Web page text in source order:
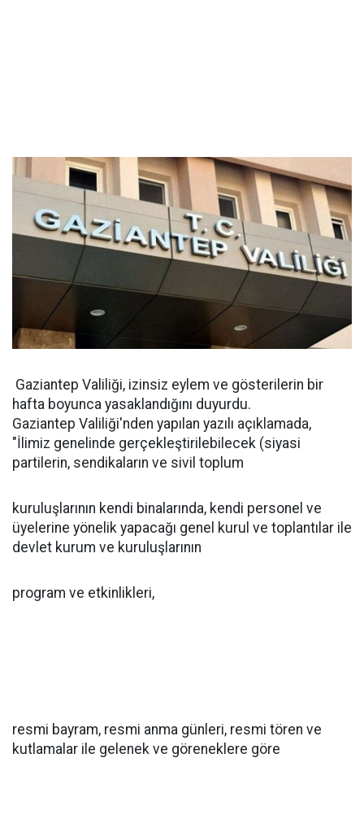
Gaziantep Valiliği, izinsiz eylem ve gösterilerin bir
hafta boyunca yasaklandığını duyurdu.
Gaziantep Valiliği'nden yapılan yazılı açıklamada,
"İlimiz genelinde gerçekleştirilebilecek (siyasi
partilerin, sendikaların ve sivil toplum
kuruluşlarının kendi binalarında, kendi personel ve
üyelerine yönelik yapacağı genel kurul ve toplantılar ile
devlet kurum ve kuruluşlarının
program ve etkinlikleri,
resmi bayram, resmi anma günleri, resmi tören ve
kutlamalar ile gelenek ve göreneklere göre